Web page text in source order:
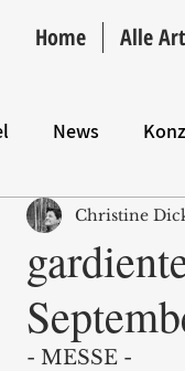
Home Alle
News
ANZEIGE
Christine
- MESSE -